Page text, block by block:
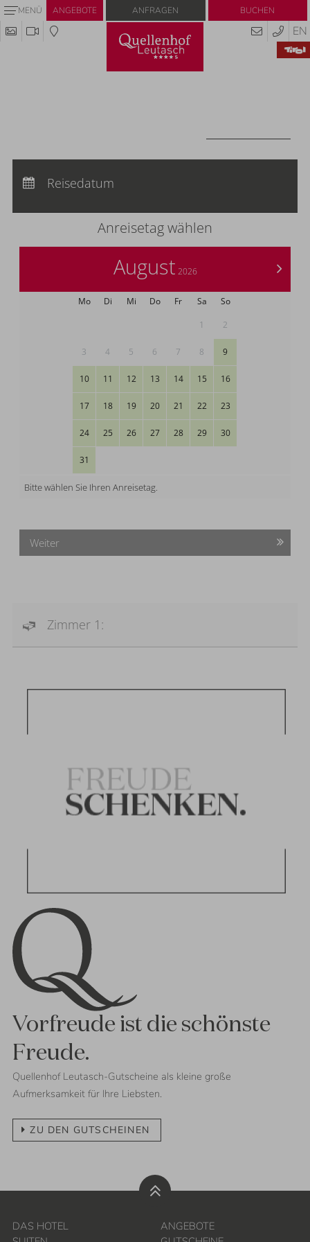
MENÜ ANGEBOTE Buchen
Anfragen
EN
Abreise:keine Auswahl
Reisedatum
Anreisetag wählen
>
August 2026
Mo Di Mi Do Fr Sa
So
1
2
3 4 5 6 7 8 9
10 11 12 13 14 15 16
17 18 19 20 21 22 23
24 25 26 27 28 29 30
31
Bitte wählen Sie Ihren Anreisetag.
Weiter
Zimmer 1:
Vorfreude ist die schönste
Freude.
Quellenhof Leutasch-Gutscheine als kleine große
Aufmerksamkeit für Ihre Liebsten.
ZU DEN GUTSCHEINEN
DAS HOTEL
ANGEBOTE